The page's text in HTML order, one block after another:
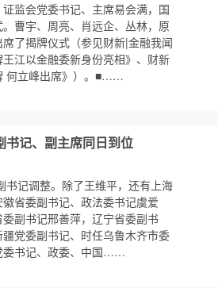
监会党委书记、主席易会满，国
曹宇、周亮、肖远企、丛林，原
席了揭牌仪式（参见财新|金融我闻
江以金融委新身份亮相》、财新
何立峰出席》）。■……
书记、副主席同日到位
记调整。除了王维平，还有上海
省委副书记、政法委书记虞爱
副书记邢善萍，辽宁省委副书
党委副书记、时任乌鲁木齐市委
委书记、政委、中国……